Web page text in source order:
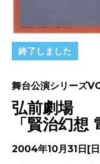
終了しました
舞台公演シリーズ
弘前劇場
「賢治幻想
2004年10月31日[